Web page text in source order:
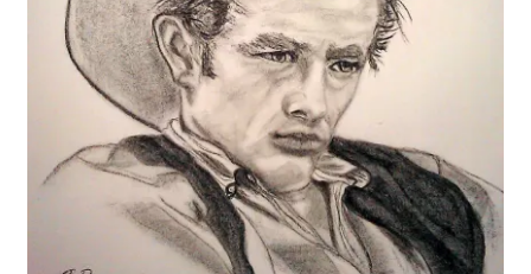
Tarifs
WPMS HTML Sitemap